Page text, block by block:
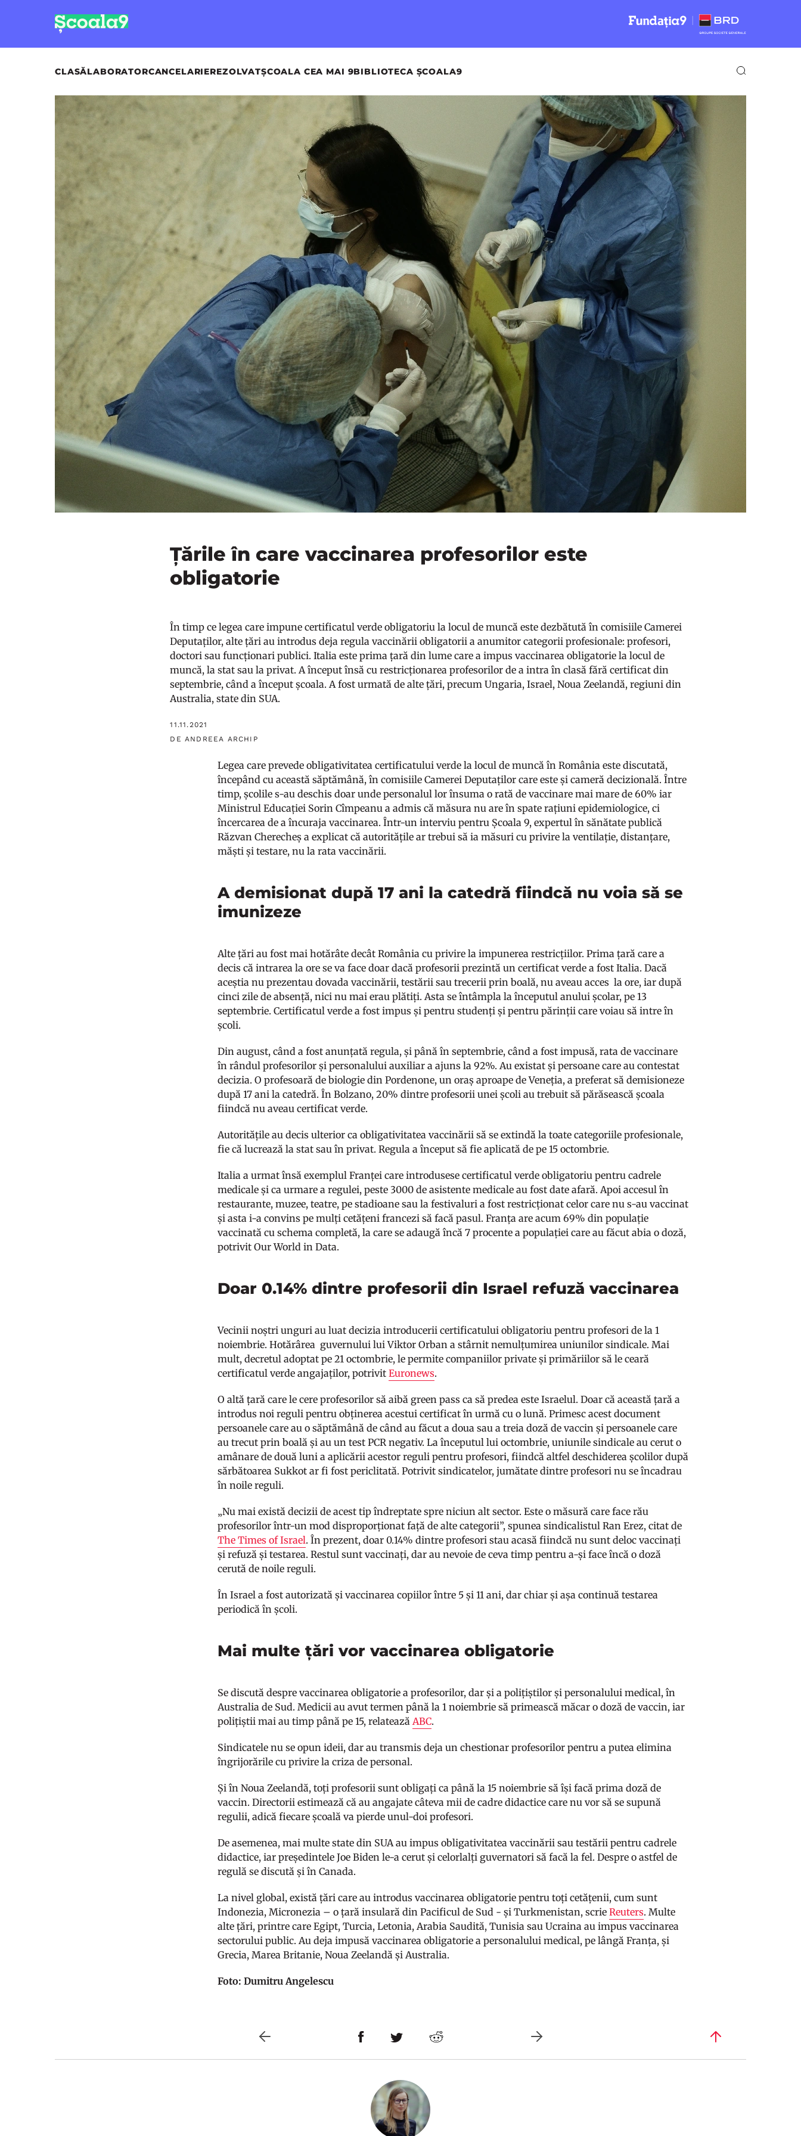
CLASĂLABORATORCANCELARIEREZOLVATȘCOALA CEA MAI 9BIBLIOTECA ȘCOALA9
Țările în care vaccinarea profesorilor este
obligatorie
În timp ce legea care impune certificatul verde obligatoriu la locul de muncă este dezbătută în comisiile Camerei
Deputaților, alte țări au introdus deja regula vaccinării obligatorii a anumitor categorii profesionale: profesori,
doctori sau funcționari publici. Italia este prima țară din lume care a impus vaccinarea obligatorie la locul de
muncă, la stat sau la privat. A început însă cu restricționarea profesorilor de a intra în clasă fără certificat din
septembrie, când a început școala. A fost urmată de alte țări, precum Ungaria, Israel, Noua Zeelandă, regiuni din
Australia, state din SUA.
11.11.2021
DE ANDREEA ARCHIP
Legea care prevede obligativitatea certificatului verde la locul de muncă în România este discutată,
începând cu această săptămână, în comisiile Camerei Deputaților care este și cameră decizională. Între
timp, școlile s-au deschis doar unde personalul lor însuma o rată de vaccinare mai mare de 60% iar
Ministrul Educației Sorin Cîmpeanu a admis că măsura nu are în spate rațiuni epidemiologice, ci
încercarea de a încuraja vaccinarea. Într-un interviu pentru Școala 9, expertul în sănătate publică
Răzvan Cherecheș a explicat că autoritățile ar trebui să ia măsuri cu privire la ventilație, distanțare,
măști și testare, nu la rata vaccinării.
A demisionat după 17 ani la catedră fiindcă nu voia să se
imunizeze
Alte țări au fost mai hotărâte decât România cu privire la impunerea restricțiilor. Prima țară care a
decis că intrarea la ore se va face doar dacă profesorii prezintă un certificat verde a fost Italia. Dacă
aceștia nu prezentau dovada vaccinării, testării sau trecerii prin boală, nu aveau acces la ore, iar după
cinci zile de absență, nici nu mai erau plătiți. Asta se întâmpla la începutul anului școlar, pe 13
septembrie. Certificatul verde a fost impus și pentru studenți și pentru părinții care voiau să intre în
școli.
Din august, când a fost anunțată regula, și până în septembrie, când a fost impusă, rata de vaccinare
în rândul profesorilor și personalului auxiliar a ajuns la 92%. Au existat și persoane care au contestat
decizia. O profesoară de biologie din Pordenone, un oraș aproape de Veneția, a preferat să demisioneze
după 17 ani la catedră. În Bolzano, 20% dintre profesorii unei școli au trebuit să părăsească școala
fiindcă nu aveau certificat verde.
Autoritățile au decis ulterior ca obligativitatea vaccinării să se extindă la toate categoriile profesionale,
fie că lucrează la stat sau în privat. Regula a început să fie aplicată de pe 15 octombrie.
Italia a urmat însă exemplul Franței care introdusese certificatul verde obligatoriu pentru cadrele
medicale și ca urmare a regulei, peste 3000 de asistente medicale au fost date afară. Apoi accesul în
restaurante, muzee, teatre, pe stadioane sau la festivaluri a fost restricționat celor care nu s-au vaccinat
și asta i-a convins pe mulți cetățeni francezi să facă pasul. Franța are acum 69% din populație
vaccinată cu schema completă, la care se adaugă încă 7 procente a populației care au făcut abia o doză,
potrivit Our World in Data.
Doar 0.14% dintre profesorii din Israel refuză vaccinarea
Vecinii noștri unguri au luat decizia introducerii certificatului obligatoriu pentru profesori de la 1
noiembrie. Hotărârea guvernului lui Viktor Orban a stârnit nemulțumirea uniunilor sindicale. Mai
mult, decretul adoptat pe 21 octombrie, le permite companiilor private și primăriilor să le ceară
certificatul verde angajaților, potrivitEuronews.
O altă țară care le cere profesorilor să aibă green pass ca să predea este Israelul. Doar că această țară a
introdus noi reguli pentru obținerea acestui certificat în urmă cu o lună. Primesc acest document
persoanele care au o săptămână de când au făcut a doua sau a treia doză de vaccin și persoanele care
au trecut prin boală și au un test PCR negativ. La începutul lui octombrie, uniunile sindicale au cerut o
amânare de două luni a aplicării acestor reguli pentru profesori, fiindcă altfel deschiderea școlilor după
sărbătoarea Sukkot ar fi fost periclitată. Potrivit sindicatelor, jumătate dintre profesori nu se încadrau
în noile reguli.
„Nu mai există decizii de acest tip îndreptate spre niciun alt sector. Este o măsură care face rău
profesorilor într-un mod disproporționat față de alte categorii”, spunea sindicalistul Ran Erez, citat de
The Times of Israel. În prezent, doar 0.14% dintre profesori stau acasă fiindcă nu sunt deloc vaccinați
și refuză și testarea. Restul sunt vaccinați, dar au nevoie de ceva timp pentru a-și face încă o doză
cerută de noile reguli.
În Israel a fost autorizată și vaccinarea copiilor între 5 și 11 ani, dar chiar și așa continuă testarea
periodică în școli.
Mai multe țări vor vaccinarea obligatorie
Se discută despre vaccinarea obligatorie a profesorilor, dar și a polițiștilor și personalului medical, în
Australia de Sud. Medicii au avut termen până la 1 noiembrie să primească măcar o doză de vaccin, iar
polițiștii mai au timp până pe 15, relateazăABC.
Sindicatele nu se opun ideii, dar au transmis deja un chestionar profesorilor pentru a putea elimina
îngrijorările cu privire la criza de personal.
Și în Noua Zeelandă, toți profesorii sunt obligați ca până la 15 noiembrie să își facă prima doză de
vaccin. Directorii estimează că au angajate câteva mii de cadre didactice care nu vor să se supună
regulii, adică fiecare școală va pierde unul-doi profesori.
De asemenea, mai multe state din SUA au impus obligativitatea vaccinării sau testării pentru cadrele
didactice, iar președintele Joe Biden le-a cerut și celorlalți guvernatori să facă la fel. Despre o astfel de
regulă se discută și în Canada.
La nivel global, există țări care au introdus vaccinarea obligatorie pentru toți cetățenii, cum sunt
Indonezia, Micronezia – o țară insulară din Pacificul de Sud - și Turkmenistan, scrieReuters. Multe
alte țări, printre care Egipt, Turcia, Letonia, Arabia Saudită, Tunisia sau Ucraina au impus vaccinarea
sectorului public. Au deja impusă vaccinarea obligatorie a personalului medical, pe lângă Franța, și
Grecia, Marea Britanie, Noua Zeelandă și Australia.
Foto: Dumitru Angelescu